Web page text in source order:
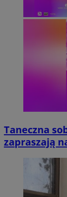
Taneczna
zapraszają